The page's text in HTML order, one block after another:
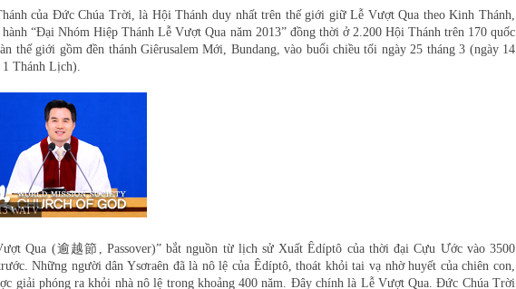
của Đức Chúa Trời, là Hội Thánh duy nhất trên thế giới giữ Lễ Vượt Qua theo Kinh Thánh,
hành “Đại Nhóm Hiệp Thánh Lễ Vượt Qua năm 2013” đồng thời ở 2.200 Hội Thánh trên 170 quốc
thế giới gồm đền thánh Giêrusalem Mới, Bundang, vào buổi chiều tối ngày 25 tháng 3 (ngày 14
1 Thánh Lịch).
WATV
Qua (逾越節, Passover)” bắt nguồn từ lịch sử Xuất Êdíptô của thời đại Cựu Ước vào 3500
Những người dân Ysơraên đã là nô lệ của Êdíptô, thoát khỏi tai vạ nhờ huyết của chiên con,
giải phóng ra khỏi nhà nô lệ trong khoảng 400 năm. Đây chính là Lễ Vượt Qua. Đức Chúa Trời